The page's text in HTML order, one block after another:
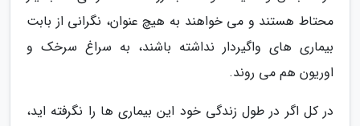
محتاط هستند و می خواهند به هیچ عنوان، نگرانی از بابت
بیماری های واگیردار نداشته باشند، به سراغ سرخک و
اوریون هم می روند.
در کل اگر در طول زندگی خود این بیماری ها را نگرفته اید،